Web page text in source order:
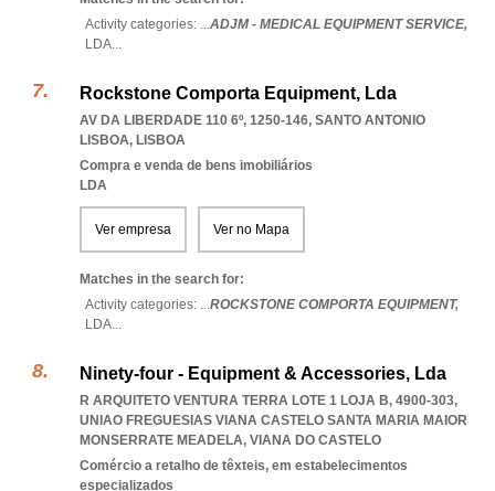
Activity categories: ...ADJM - MEDICAL EQUIPMENT SERVICE,
LDA...
Rockstone Comporta Equipment, Lda
AV DA LIBERDADE 110 6º, 1250-146, SANTO ANTONIO
LISBOA, LISBOA
Compra e venda de bens imobiliários
LDA
Ver empresa Ver no Mapa
Matches in the search for:
Activity categories: ...ROCKSTONE COMPORTA EQUIPMENT,
LDA...
Ninety-four - Equipment & Accessories, Lda
R ARQUITETO VENTURA TERRA LOTE 1 LOJA B, 4900-303,
UNIAO FREGUESIAS VIANA CASTELO SANTA MARIA MAIOR
MONSERRATE MEADELA, VIANA DO CASTELO
Comércio a retalho de têxteis, em estabelecimentos
especializados